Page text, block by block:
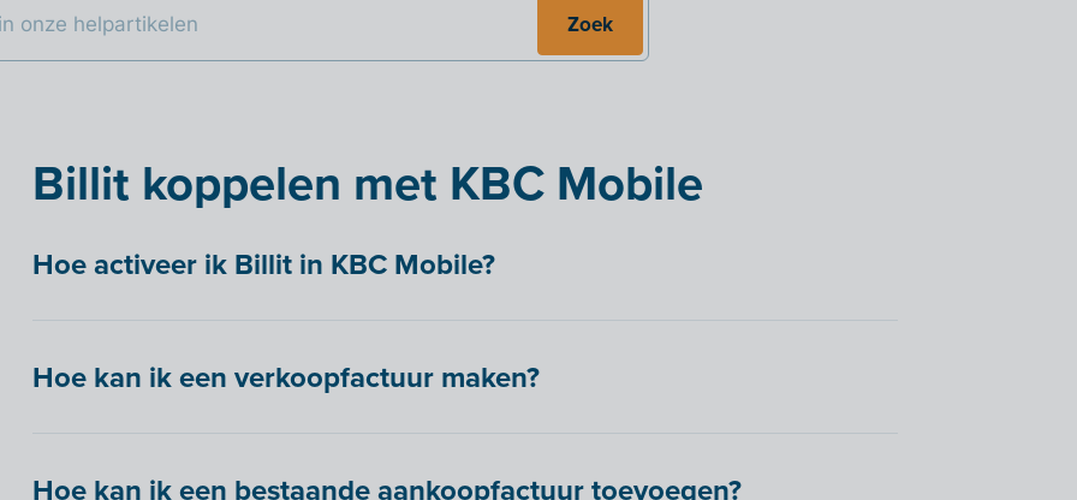
Zoek
Billit koppelen met KBC Mobile
Hoe activeer ik Billit in KBC Mobile?
Hoe kan ik een verkoopfactuur maken?
Hoe kan ik een bestaande aankoopfactuur toevoegen?